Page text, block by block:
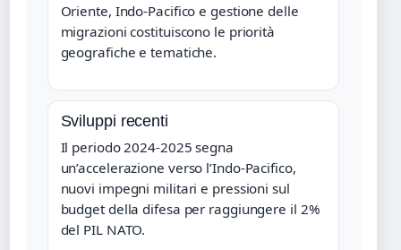
Oriente, Indo-Pacifico e gestione delle
migrazioni costituiscono le priorità
geografiche e tematiche.
Sviluppi recenti
Il periodo 2024-2025 segna
un’accelerazione verso l’Indo-Pacifico,
nuovi impegni militari e pressioni sul
budget della difesa per raggiungere il 2%
del PIL NATO.